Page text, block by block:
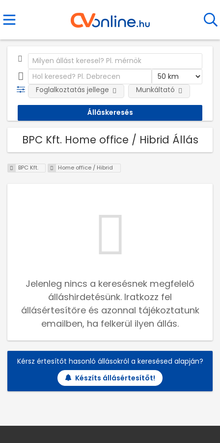
Foglalkoztatás jellege Munkáltató
BPC Kft. Home office / Hibrid Állás
BPC Kft. Home office / Hibrid
Jelenleg nincs a keresésnek megfelelő
álláshirdetésünk. Iratkozz fel
állásértesítőre és azonnal tájékoztatunk
emailben, ha felkerül ilyen állás.
Kérsz értesítőt hasonló állásokról a keresésed alapján?
Készíts állásértesítőt!